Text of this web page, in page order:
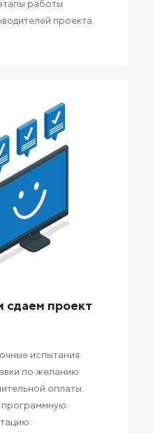
работы
проекта.
сдаем проект
испытания.
по желанию
оплаты.
программную